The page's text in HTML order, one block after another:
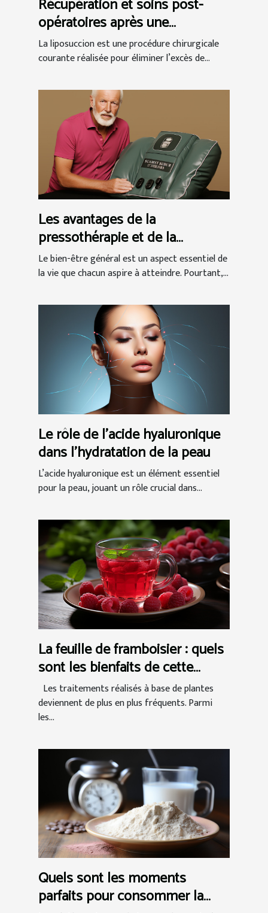
Récupération et soins post-
opératoires après une
liposuccion en Tunisie
La liposuccion est une procédure chirurgicale
courante réalisée pour éliminer l’excès de...
Les avantages de la
pressothérapie et de la
massothérapie pour le bien-
être général
Le bien-être général est un aspect essentiel de
la vie que chacun aspire à atteindre. Pourtant,...
Le rôle de l'acide hyaluronique
dans l'hydratation de la peau
L’acide hyaluronique est un élément essentiel
pour la peau, jouant un rôle crucial dans...
La feuille de framboisier : quels
sont les bienfaits de cette
tisane naturelle ?
Les traitements réalisés à base de plantes
deviennent de plus en plus fréquents. Parmi
les...
Quels sont les moments
parfaits pour consommer la